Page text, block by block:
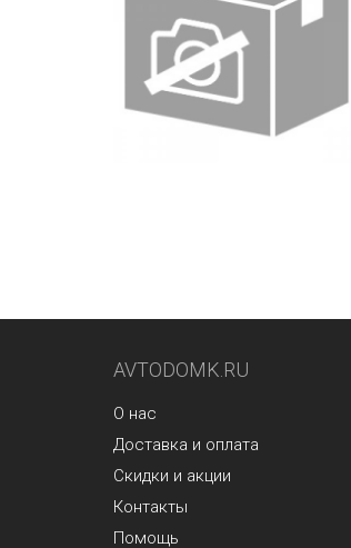
AVTODOMK.RU
О нас
Доставка и оплата
Скидки и акции
Контакты
Помощь